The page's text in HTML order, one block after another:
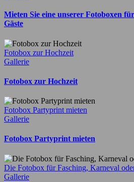
Mieten Sie eine unserer Fotoboxen
Gäste
Fotobox zur Hochzeit
Gallerie
Fotobox zur Hochzeit
Fotobox Partyprint mieten
Gallerie
Fotobox Partyprint mieten
Die Fotobox für Fasching, Karneval
Gallerie